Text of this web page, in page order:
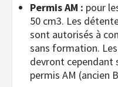
Permis AM : pour
50 cm3. Les
sont autorisés à
sans formation. Le
devront cependant
permis AM (ancien